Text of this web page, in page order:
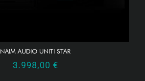
NAIM AUDIO UNITI STAR
3.998,00 €